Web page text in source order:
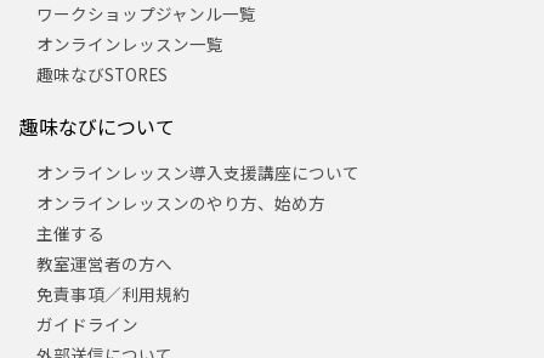
ワークショップジャンル一覧
オンラインレッスン一覧
趣味なびSTORES
趣味なびについて
オンラインレッスン導入支援講座について
オンラインレッスンのやり方、始め方
主催する
教室運営者の方へ
免責事項／利用規約
ガイドライン